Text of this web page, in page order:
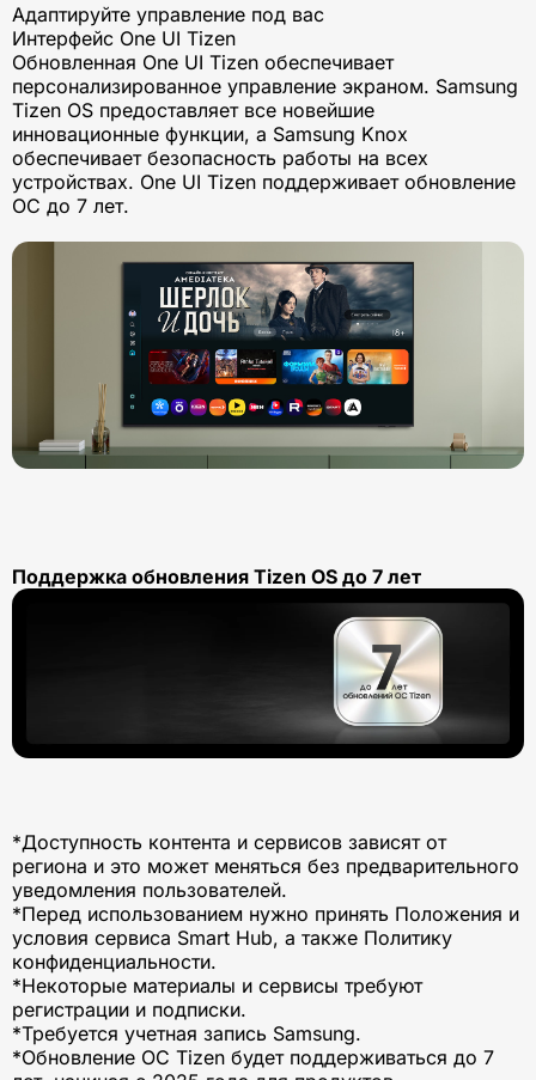
Адаптируйте управление под вас
Интерфейс One UI Tizen
Обновленная One UI Tizen обеспечивает
персонализированное управление экраном. Samsung
Tizen OS предоставляет все новейшие
инновационные функции, а Samsung Knox
обеспечивает безопасность работы на всех
устройствах. One UI Tizen поддерживает обновление
ОС до 7 лет.
Поддержка обновления Tizen OS до 7 лет
*Доступность контента и сервисов зависят от
региона и это может меняться без предварительного
уведомления пользователей.
*Перед использованием нужно принять Положения и
условия сервиса Smart Hub, а также Политику
конфиденциальности.
*Некоторые материалы и сервисы требуют
регистрации и подписки.
*Требуется учетная запись Samsung.
*Обновление ОС Tizen будет поддерживаться до 7